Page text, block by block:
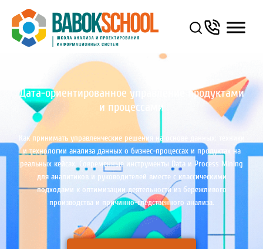
Дата-ориентированное управление продуктами
и процессами
Как принимать управленческие решения на основе данных: техники
и технологии анализа данных о бизнес-процессах и продуктах на
реальных кейсах. Современные инструменты Data и Process Mining
для аналитиков и руководителей вместе с классическими
подходами к оптимизации деятельности из бережливого
производства и причинно-следственного анализа.